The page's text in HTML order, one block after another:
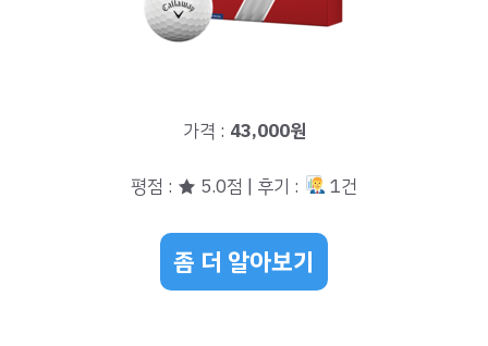
가격 : 43,000원
평점 : ★ 5.0점 | 후기 : 1건
좀 더 알아보기